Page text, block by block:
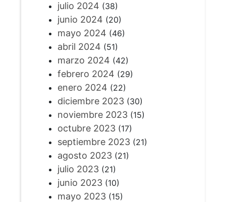
julio 2024 (38)
junio 2024 (20)
mayo 2024 (46)
abril 2024 (51)
marzo 2024 (42)
febrero 2024 (29)
enero 2024 (22)
diciembre 2023(30)
noviembre 2023(15)
octubre 2023(17)
septiembre 2023(21)
agosto 2023(21)
julio 2023(21)
junio 2023(10)
mayo 2023(15)